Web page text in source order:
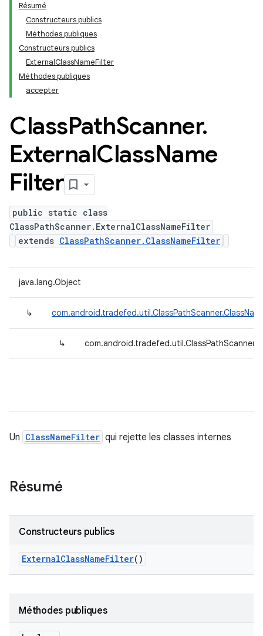
Résumé
Constructeurs publics
Méthodes publiques
Constructeurs publics
ExternalClassNameFilter
Méthodes publiques
accepter
ClassPathScanner.
ExternalClassName
Filter
public static class
ClassPathScanner.ExternalClassNameFilter
extends ClassPathScanner.ClassNameFilter
java.lang.Object
↳
↳
Un ClassNameFilter qui rejette les classes internes
Résumé
Constructeurs publics
ExternalClassNameFilter()
Méthodes publiques